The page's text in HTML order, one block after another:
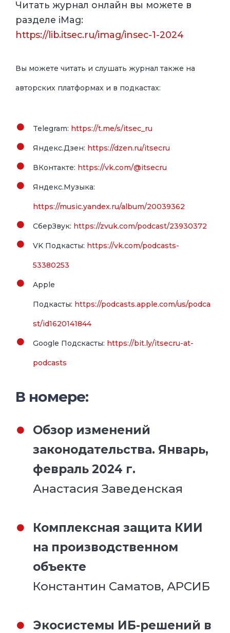
Читать журнал онлайн вы можете в
разделе iMag:
https://lib.itsec.ru/imag/insec-1-2024
Вы можете читать и слушать журнал также на
авторских платформах и в подкастах:
Telegram: https://t.me/s/itsec_ru
Яндекс.Дзен: https://dzen.ru/itsecru
ВКонтакте: https://vk.com/@itsecru
Яндекс.Музыка:
https://music.yandex.ru/album/20039362
СберЗвук: https://zvuk.com/podcast/23930372
VK Подкасты: https://vk.com/podcasts-
53380253
Apple
Подкасты: https://podcasts.apple.com/us/podca
st/id1620141844
Google Подскасты: https://bit.ly/itsecru-at-
podcasts
В номере:
Обзор изменений
законодательства. Январь,
февраль 2024 г.
Анастасия Заведенская
Комплексная защита КИИ
на производственном
объекте
Константин Саматов, АРСИБ
Экосистемы ИБ-решений в